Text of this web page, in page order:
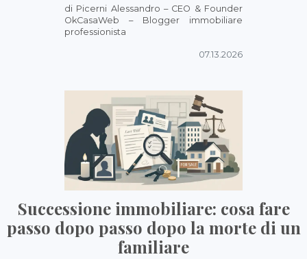
di Picerni Alessandro – CEO & Founder
OkCasaWeb – Blogger immobiliare
professionista
07.13.2026
Successione immobiliare: cosa fare
passo dopo passo dopo la morte di un
familiare